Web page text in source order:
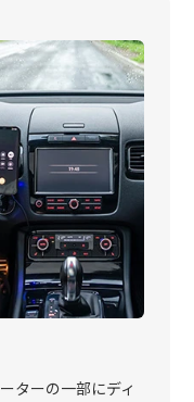
ターの一部にディ